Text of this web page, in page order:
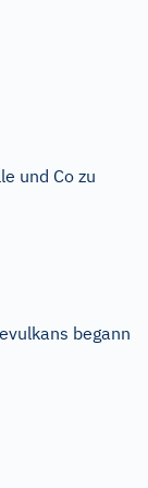
und Co zu
begann